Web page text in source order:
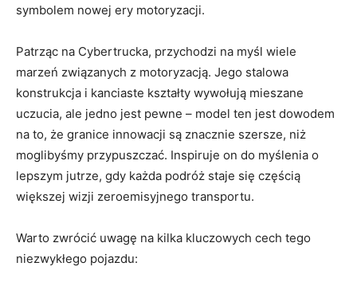
symbolem nowej ‌ery motoryzacji.
Patrząc na Cybertrucka, przychodzi na myśl wiele
marzeń związanych z motoryzacją.⁤ Jego stalowa
konstrukcja i ⁣kanciaste kształty wywołują mieszane
uczucia, ale jedno jest pewne – model ‌ten jest dowodem
na to, ⁤że granice innowacji są znacznie szersze, niż
moglibyśmy przypuszczać.​ Inspiruje‍ on⁤ do myślenia o
lepszym⁢ jutrze, gdy każda podróż staje się⁤ częścią
większej⁢ wizji ⁤zeroemisyjnego transportu.
Warto zwrócić uwagę na kilka kluczowych cech tego
⁢niezwykłego pojazdu: